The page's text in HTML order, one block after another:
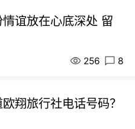
谊放在心底深处 留
256 8
翔旅行社电话号码？